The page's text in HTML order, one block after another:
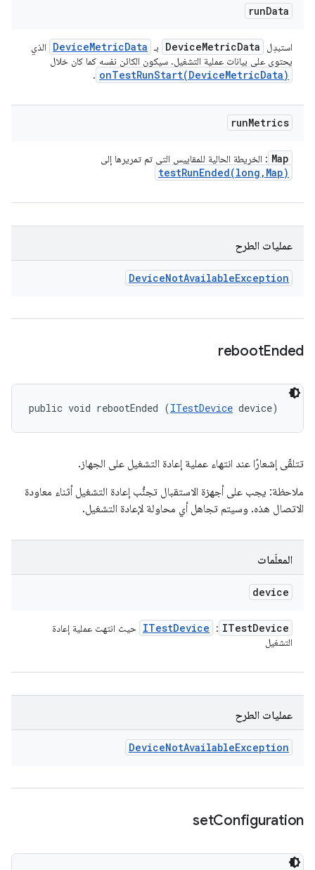
runData
استبدِل DeviceMetricData بـ DeviceMetricData
الذي
يحتوي على بيانات عملية التشغيل. سيكون الكائن نفسه كما كان خلال
onTestRunStart(DeviceMetricData)
.
runMetrics
Map : الخريطة الحالية للمقاييس التي تم تمريرها إلى
testRunEnded(long , Map)
عمليات الطرح
DeviceNotAvailableException
rebootEnded
public void rebootEnded (ITestDevice device)
تتلقّى إشعارًا عند انتهاء عملية إعادة التشغيل على الجهاز.
ملاحظة: يجب على أجهزة الاستقبال تجنُّب إعادة التشغيل أثناء معاودة
الاتصال هذه. وسيتم تجاهل أي محاولة لإعادة التشغيل.
المعلَمات
device
ITestDevice
:
ITestDevice
حيث انتهت عملية إعادة
التشغيل
عمليات الطرح
DeviceNotAvailableException
setConfiguration